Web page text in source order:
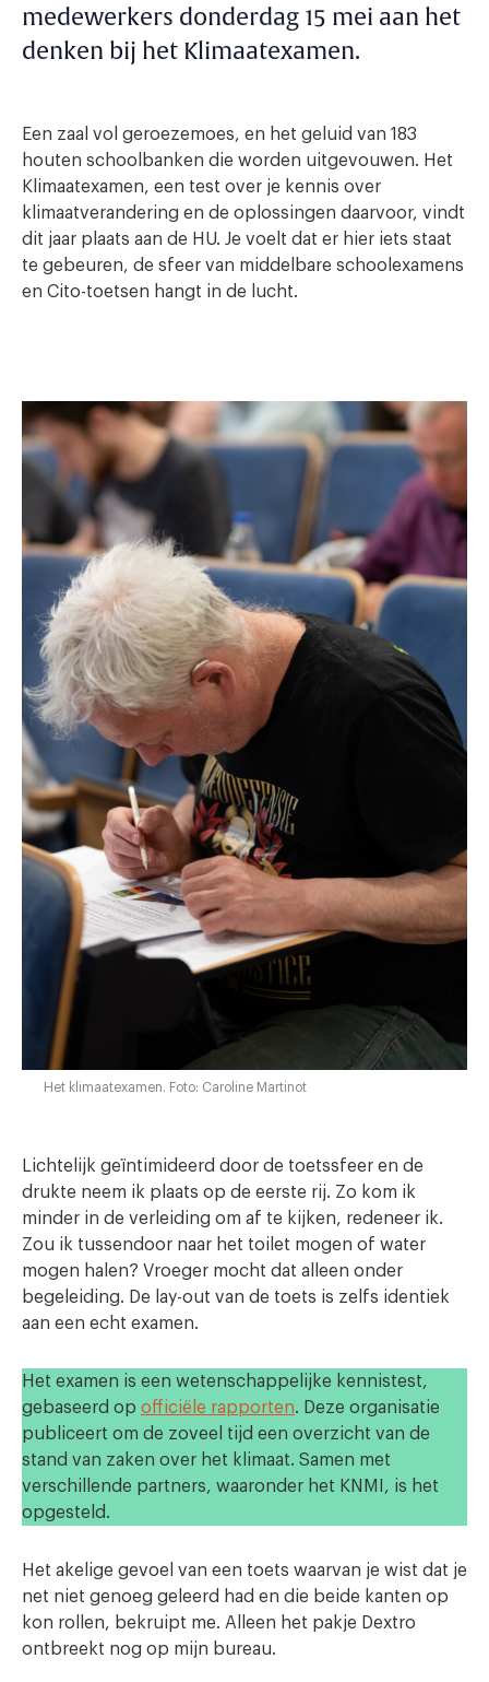
medewerkers donderdag 15 mei aan het
denken bij het Klimaatexamen.
Een zaal vol geroezemoes, en het geluid van 183
houten schoolbanken die worden uitgevouwen. Het
Klimaatexamen, een test over je kennis over
klimaatverandering en de oplossingen daarvoor, vindt
dit jaar plaats aan de HU. Je voelt dat er hier iets staat
te gebeuren, de sfeer van middelbare schoolexamens
en Cito-toetsen hangt in de lucht.
Het klimaatexamen. Foto: Caroline Martinot
Lichtelijk geïntimideerd door de toetssfeer en de
drukte neem ik plaats op de eerste rij. Zo kom ik
minder in de verleiding om af te kijken, redeneer ik.
Zou ik tussendoor naar het toilet mogen of water
mogen halen? Vroeger mocht dat alleen onder
begeleiding. De lay-out van de toets is zelfs identiek
aan een echt examen.
Het examen is een wetenschappelijke kennistest,
gebaseerd op officiële rapporten. Deze organisatie
publiceert om de zoveel tijd een overzicht van de
stand van zaken over het klimaat. Samen met
verschillende partners, waaronder het KNMI, is het
opgesteld.
Het akelige gevoel van een toets waarvan je wist dat je
net niet genoeg geleerd had en die beide kanten op
kon rollen, bekruipt me. Alleen het pakje Dextro
ontbreekt nog op mijn bureau.